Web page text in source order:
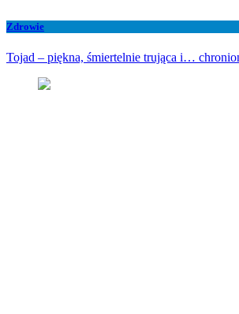
Zdrowie
Tojad – piękna, śmiertelnie trująca i…